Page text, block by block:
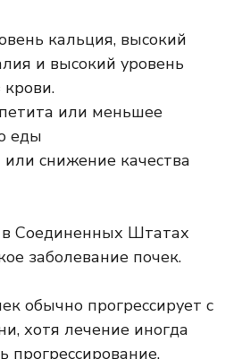
кальция, высокий
и высокий уровень
или меньшее
еды
снижение качества
в Соединенных Штатах
заболевание почек.
обычно прогрессирует с
хотя лечение иногда
прогрессирование.